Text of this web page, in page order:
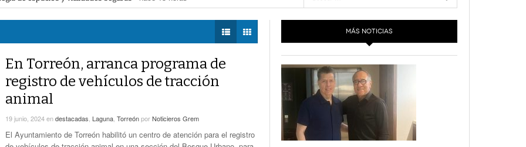
Estatales- hace 15 horas -
Proponen Más Tecnología Para Vigilar La
Movilidad De Taxis
- hace 16 horas -
Detienen A 18 Personas En Centro Comercial
Realizan En Torreón Trámites De Licencias De
Construcción- hace 16 horas -
TWEETS AND
LA MEJOR 97.1
ESTÉREO GALLITO
Financiamiento’ Por PC29
‘La Laguna: Bomba De Tiempo Por Falta De
Planeación’ Por PC29
‘Las Corrupciones, Sus Formas Y Efectos’ Por
PC29- 7 mayo, 2021
movilidad de taxis- hace 16 horas -
de Torreón- hace 16 horas -
de construcción
En Torreón, arranca programa de
registro de vehículos de tracción
animal
19 junio, 2024endestacadas Laguna TorreónporNoticieros Grem
El Ayuntamiento de Torreón habilitó un centro de atención para el registro
MÁS NOTICIAS